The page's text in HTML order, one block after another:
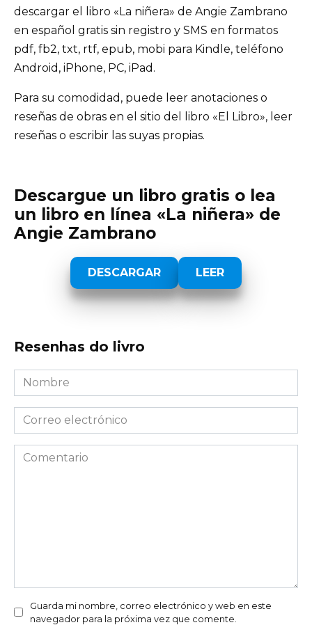
descargar el libro «La niñera» de Angie Zambrano
en español gratis sin registro y SMS en formatos
pdf, fb2, txt, rtf, epub, mobi para Kindle, teléfono
Android, iPhone, PC, iPad.
Para su comodidad, puede leer anotaciones o
reseñas de obras en el sitio del libro «El Libro», leer
reseñas o escribir las suyas propias.
Descargue un libro gratis o lea
un libro en línea «La niñera» de
Angie Zambrano
DESCARGAR LEER
Resenhas do livro
Nombre
*
Correo
electrónico
*Comentario
Guarda mi nombre, correo electrónico y web en este
navegador para la próxima vez que comente.